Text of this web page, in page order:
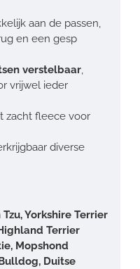
aan de passen,
en een gesp
verstelbaar,
vrijwel ieder
zacht fleece voor
diverse
Yorkshire Terrier
Terrier
Mopshond
Duitse